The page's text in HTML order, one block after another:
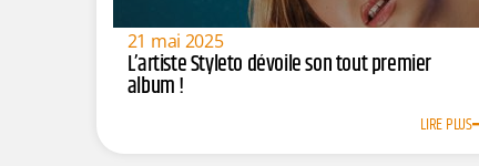
21 mai 2025
L’artiste Styleto dévoile son tout premier
album !
LIRE PLUS